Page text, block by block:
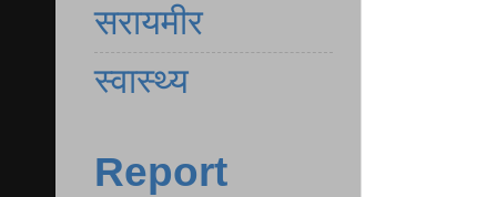
सरायमीर
स्वास्थ्य
Report